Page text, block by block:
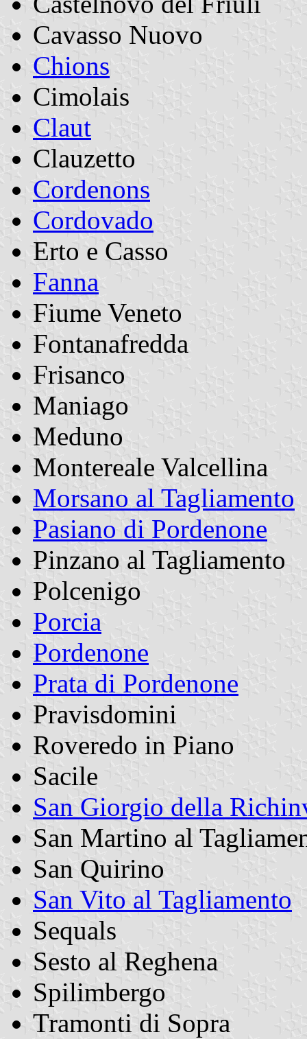
Cavasso Nuovo
Chions
Cimolais
Claut
Clauzetto
Cordenons
Cordovado
Erto e Casso
Fanna
Fiume Veneto
Fontanafredda
Frisanco
Maniago
Meduno
Montereale Valcellina
Morsano al Tagliamento
Pasiano di Pordenone
Pinzano al Tagliamento
Polcenigo
Porcia
Pordenone
Prata di Pordenone
Pravisdomini
Roveredo in Piano
Sacile
San Giorgio della
San Martino al
San Quirino
San Vito al Tagliamento
Sequals
Sesto al Reghena
Spilimbergo
Tramonti di Sopra